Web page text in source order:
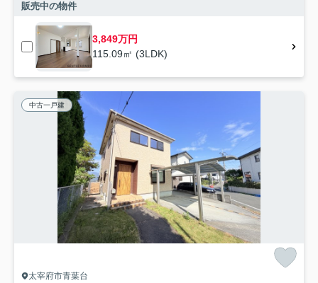
販売中の物件
3,849万円
115.09㎡ (3LDK)
中古一戸建
太宰府市青葉台